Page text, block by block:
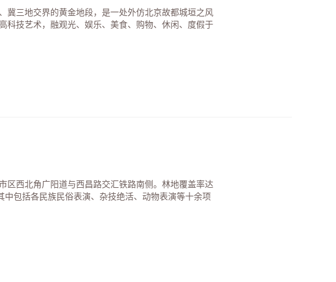
冀三地交界的黄金地段，是一处外仿北京故都城垣之风
科技艺术，融观光、娱乐、美食、购物、休闲、度假于
区西北角广阳道与西昌路交汇铁路南侧。林地覆盖率达
中包括各民族民俗表演、杂技绝活、动物表演等十余项